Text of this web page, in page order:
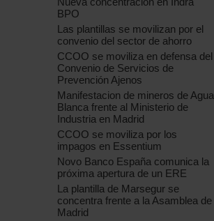
BPO
Las plantillas se movilizan por el
convenio del sector de ahorro
CCOO se moviliza en defensa del
Convenio de Servicios de
Prevención Ajenos
Manifestacion de mineros de Agua
Blanca frente al Ministerio de
Industria en Madrid
CCOO se moviliza por los
impagos en Essentium
Novo Banco España comunica la
próxima apertura de un ERE
La plantilla de Marsegur se
concentra frente a la Asamblea de
Madrid